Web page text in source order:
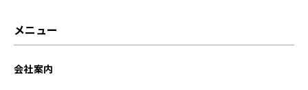
メニュー
会社案内